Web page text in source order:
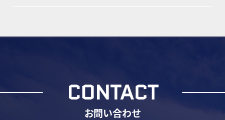
CONTACT
お問い合わせ